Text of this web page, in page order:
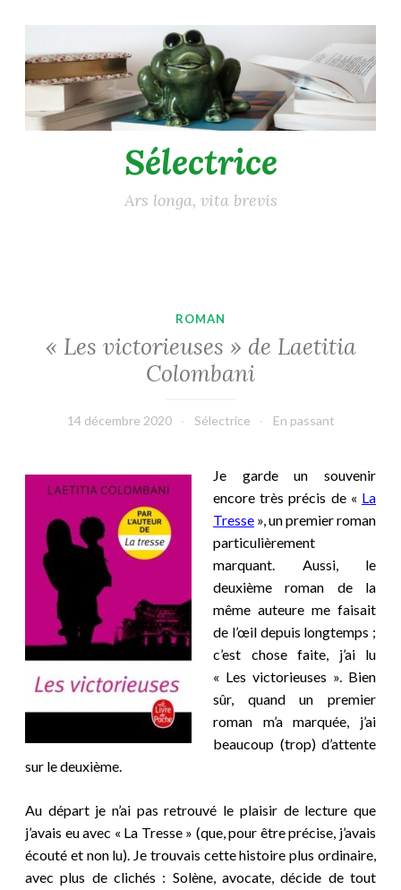
au
contenu
principal
Sélectrice
Ars longa, vita brevis
ROMAN
« Les victorieuses » de Laetitia
Colombani
14 décembre 2020 Sélectrice En passant
Je garde un souvenir
encore très précis de « La
Tresse », un premier roman
particulièrement
marquant. Aussi, le
deuxième roman de la
même auteure me faisait
de l’œil depuis longtemps ;
c’est chose faite, j’ai lu
« Les victorieuses ». Bien
sûr, quand un premier
roman m’a marquée, j’ai
beaucoup (trop) d’attente
sur le deuxième.
Au départ je n’ai pas retrouvé le plaisir de lecture que
j’avais eu avec « La Tresse » (que, pour être précise, j’avais
écouté et non lu). Je trouvais cette histoire plus ordinaire,
avec plus de clichés : Solène, avocate, décide de tout